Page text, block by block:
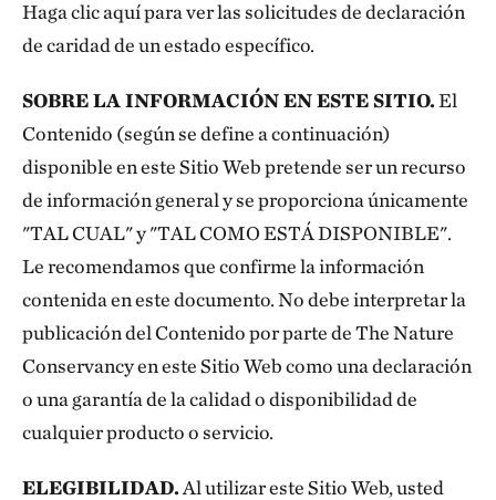
Haga clic aquí para ver las solicitudes de declaración
de caridad de un estado específico.
SOBRE LA INFORMACIÓN EN ESTE SITIO.El
Contenido (según se define a continuación)
disponible en este Sitio Web pretende ser un recurso
de información general y se proporciona únicamente
"TAL CUAL" y "TAL COMO ESTÁ DISPONIBLE".
Le recomendamos que confirme la información
contenida en este documento. No debe interpretar la
publicación del Contenido por parte de The Nature
Conservancy en este Sitio Web como una declaración
o una garantía de la calidad o disponibilidad de
cualquier producto o servicio.
ELEGIBILIDAD.Al utilizar este Sitio Web, usted